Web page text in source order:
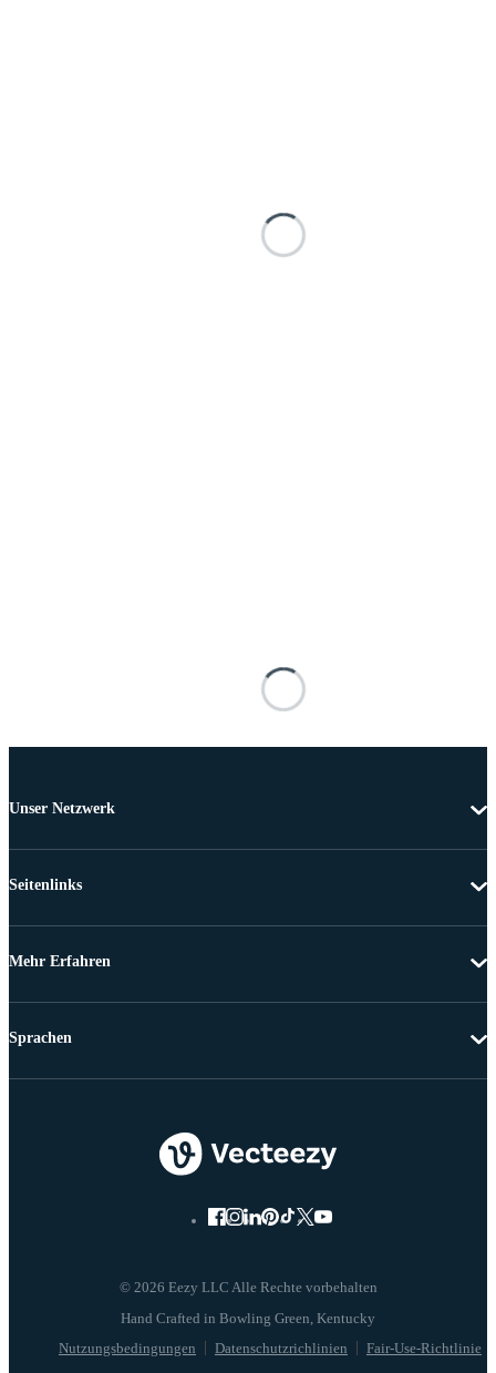
Unser Netzwerk
Seitenlinks
Mehr Erfahren
© 2026 Eezy LLC Alle Rechte vorbehalten
Nutzungsbedingungen Datenschutzrichlinien Fair-Use-Richtlinie
Sprachen